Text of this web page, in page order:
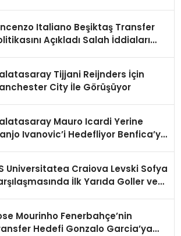
Italiano Beşiktaş Transfer
Açıkladı Salah İddiaları
Tijjani Reijnders İçin
City İle Görüşüyor
Mauro Icardi Yerine
Ivanovic’i Hedefliyor Benfica’ya
Universitatea Craiova Levski Sofya
İlk Yarıda Goller ve
Mourinho Fenerbahçe’nin
Hedefi Gonzalo Garcia’ya